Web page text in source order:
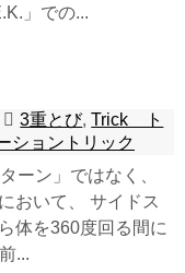
」での...
3重とび,Trick ト
ショントリック
ーン」ではなく、
おいて、 サイドス
体を360度回る間に
...